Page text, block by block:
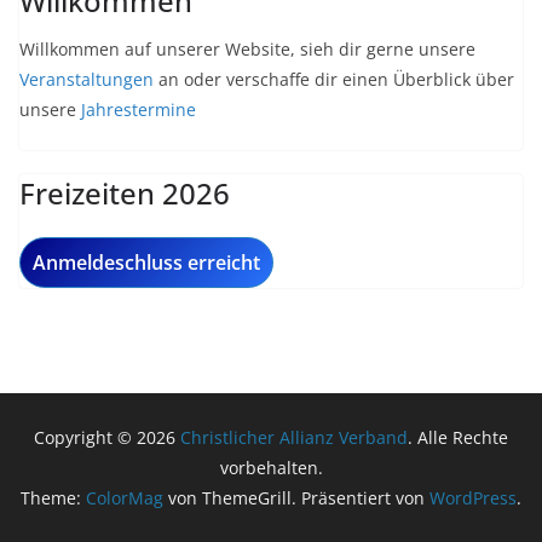
Willkommen auf unserer Website, sieh dir gerne unsere
Veranstaltungen an oder verschaffe dir einen Überblick über
unsere Jahrestermine
Freizeiten 2026
Anmeldeschluss erreicht
Copyright © 2026 Christlicher Allianz Verband. Alle Rechte
vorbehalten.
Theme: ColorMag von ThemeGrill. Präsentiert von WordPress.